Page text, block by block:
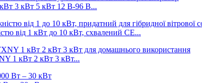
кВт 3 кВт 5 кВт 12 В-96 В...
від 1 кВт до 10 кВт, схвалений CE...
1 кВт 2 кВт 3 кВт...